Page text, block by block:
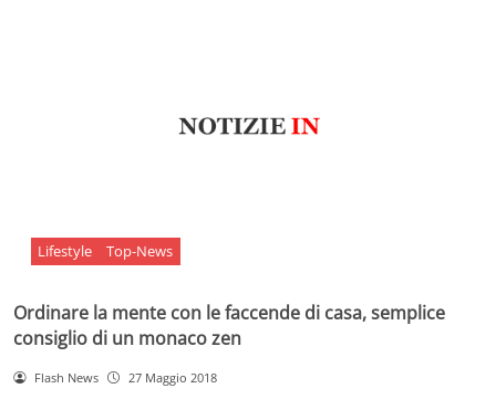
Lifestyle Top-News
Ordinare la mente con le faccende di casa, semplice
consiglio di un monaco zen
Flash News 27 Maggio 2018